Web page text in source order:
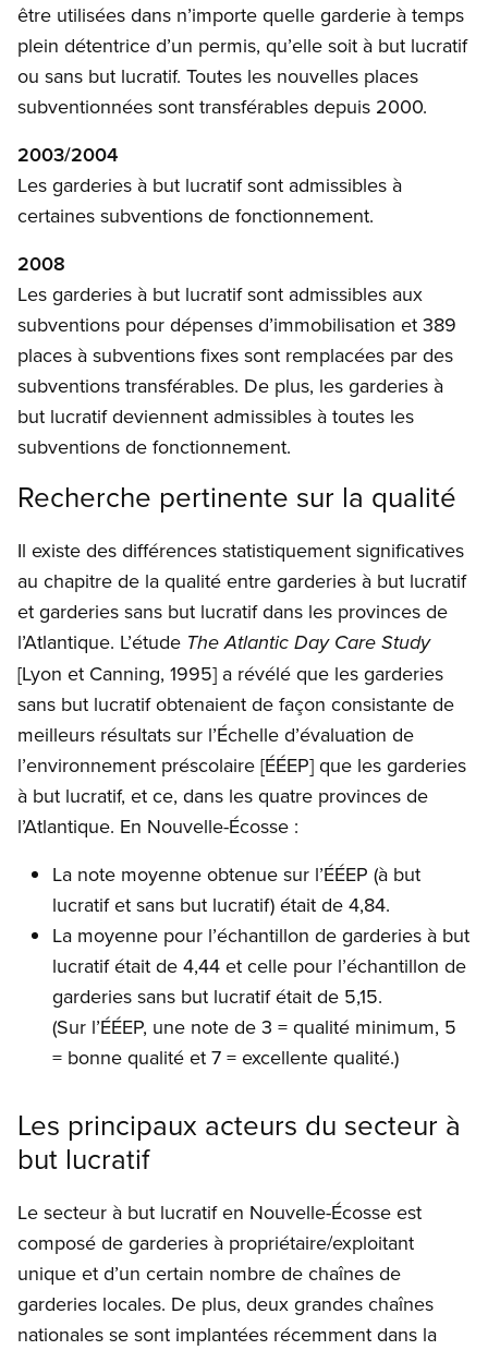
être utilisées dans n’importe quelle garderie à temps
plein détentrice d’un permis, qu’elle soit à but lucratif
ou sans but lucratif. Toutes les nouvelles places
subventionnées sont transférables depuis 2000.
2003/2004
Les garderies à but lucratif sont admissibles à
certaines subventions de fonctionnement.
2008
Les garderies à but lucratif sont admissibles aux
subventions pour dépenses d’immobilisation et 389
places à subventions fixes sont remplacées par des
subventions transférables. De plus, les garderies à
but lucratif deviennent admissibles à toutes les
subventions de fonctionnement.
Recherche pertinente sur la qualité
Il existe des différences statistiquement significatives
au chapitre de la qualité entre garderies à but lucratif
et garderies sans but lucratif dans les provinces de
l’Atlantique. L’étude The Atlantic Day Care Study
[Lyon et Canning, 1995] a révélé que les garderies
sans but lucratif obtenaient de façon consistante de
meilleurs résultats sur l’Échelle d’évaluation de
l’environnement préscolaire [ÉÉEP] que les garderies
à but lucratif, et ce, dans les quatre provinces de
l’Atlantique. En Nouvelle-Écosse :
La note moyenne obtenue sur l’ÉÉEP (à but
lucratif et sans but lucratif) était de 4,84.
La moyenne pour l’échantillon de garderies à but
lucratif était de 4,44 et celle pour l’échantillon de
garderies sans but lucratif était de 5,15.
(Sur l’ÉÉEP, une note de 3 = qualité minimum, 5
= bonne qualité et 7 = excellente qualité.)
Les principaux acteurs du secteur à
but lucratif
Le secteur à but lucratif en Nouvelle-Écosse est
composé de garderies à propriétaire/exploitant
unique et d’un certain nombre de chaînes de
garderies locales. De plus, deux grandes chaînes
nationales se sont implantées récemment dans la